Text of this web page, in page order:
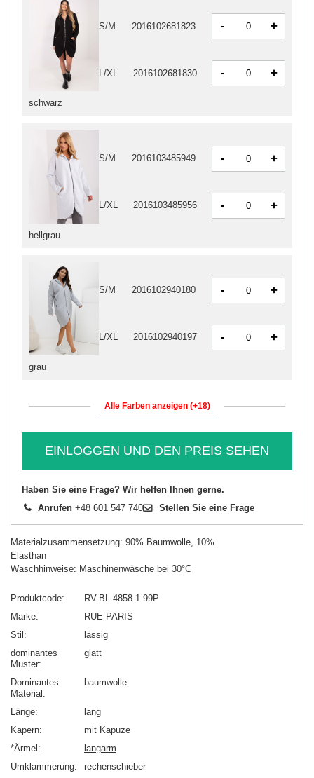
schwarz
S/M 2016102681823 - +
L/XL 2016102681830 - +
hellgrau
S/M 2016103485949 - +
L/XL 2016103485956 - +
grau
S/M 2016102940180 - +
L/XL 2016102940197 - +
Alle Farben anzeigen (+18)
EINLOGGEN UND DEN PREIS SEHEN
Haben Sie eine Frage? Wir helfen Ihnen gerne.
Anrufen +48 601 547 740 Stellen Sie eine Frage
Materialzusammensetzung: 90% Baumwolle, 10%
Elasthan
Waschhinweise: Maschinenwäsche bei 30°C
Produktcode
RV-BL-4858-1.99P
Marke
RUE PARIS
Stil
lässig
dominantes
Muster
glatt
Dominantes
Material
baumwolle
Länge
lang
Kapern
mit Kapuze
*Ärmel
langarm
Umklammerung
rechenschieber